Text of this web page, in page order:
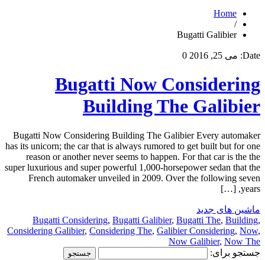
Home
/
Bugatti Galibier
Date: می 25, 2016 0
Bugatti Now Considering
Building The Galibier
Bugatti Now Considering Building The Galibier Every automaker
has its unicorn; the car that is always rumored to get built but for one
reason or another never seems to happen. For that car is the the
super luxurious and super powerful 1,000-horsepower sedan that the
French automaker unveiled in 2009. Over the following seven
years, […]
ماشین های جدید
Bugatti Considering, Bugatti Galibier, Bugatti The, Building,
Considering Galibier, Considering The, Galibier Considering, Now,
Now Galibier, Now The
جستجو برای: